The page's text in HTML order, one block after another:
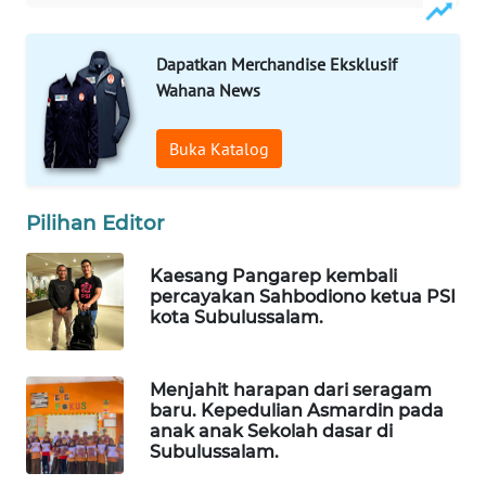
Dapatkan Merchandise Eksklusif
Wahana News
Buka Katalog
Pilihan Editor
Kaesang Pangarep kembali
percayakan Sahbodiono ketua PSI
kota Subulussalam.
Menjahit harapan dari seragam
baru. Kepedulian Asmardin pada
anak anak Sekolah dasar di
Subulussalam.
KELISTRIKAN
WALINKI
ID
MAWAKA
MARTABAT
NET
PLN
MKLI
LPKKI